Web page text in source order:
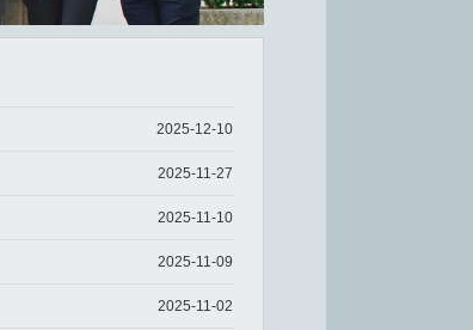
2025-12-10
2025-11-27
2025-11-10
2025-11-09
2025-11-02